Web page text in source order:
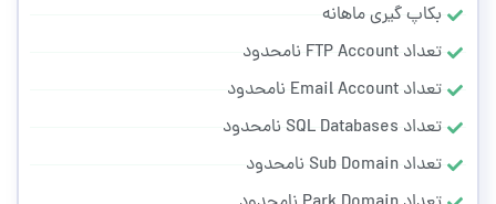
بکاپ گیری ماهانه
تعداد FTP Account نامحدود
تعداد Email Account نامحدود
تعداد SQL Databases نامحدود
تعداد Sub Domain نامحدود